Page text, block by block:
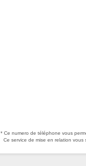
* Ce numero de téléphone vous
Ce service de mise en relation